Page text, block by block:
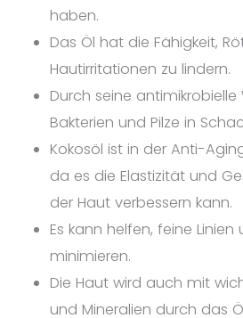
haben.
Das Öl hat die Fähigkeit,
Hautirritationen zu lindern.
Durch seine antimikrobielle
Bakterien und Pilze in
Kokosöl ist in der Anti-
da es die Elastizität und
der Haut verbessern kann.
Es kann helfen, feine Linien
minimieren.
Die Haut wird auch mit
und Mineralien durch das